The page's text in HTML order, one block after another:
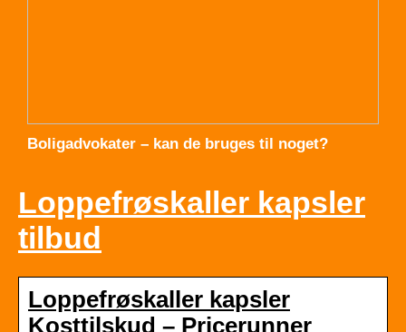
Boligadvokater – kan de bruges til noget?
Loppefrøskaller kapsler
tilbud
Loppefrøskaller kapsler
Kosttilskud – Pricerunner